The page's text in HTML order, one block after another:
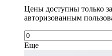
Цены доступны только
авторизованным
Еще